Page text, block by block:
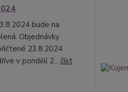
bude na
Objednávky
23.8.2024
v pondělí 2... číst